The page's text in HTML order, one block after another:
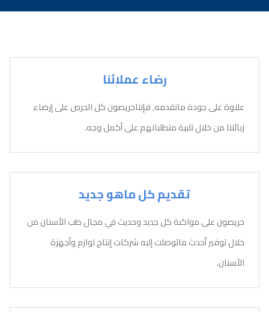
رضاء عملائنا
علاوة على جودة مانقدمه, فإنناحريصون كل الحرص على إرضاء
زبائننا من خلال تلبية متطلباتهم على أكمل وجه.
تقديم كل ماهو جديد
حريصون على مواكبة كل جديد وحديث في مجال طب الأسنان من
خلال توفير أحدث ماتوصلت إليه شركات إنتاج لوازم وأجهزة
الأسنان.